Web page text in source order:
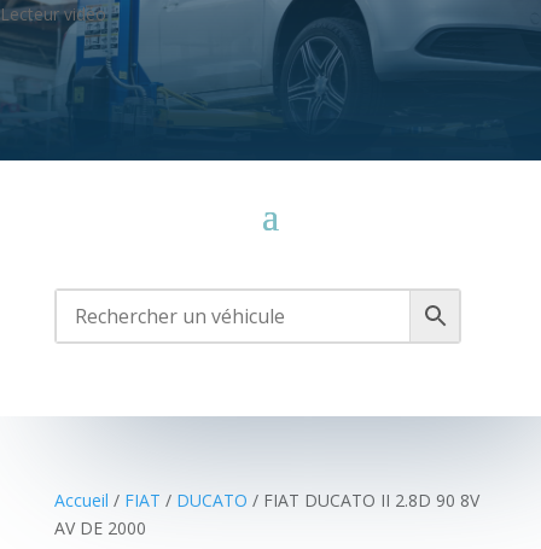
Lecteur vidéo
Media error: Format(s) not supported or source(s) not found
Télécharger le fichier: https://cassauto79.fr/wp-
Accueil / FIAT / DUCATO / FIAT DUCATO II 2.8D 90 8V
AV DE 2000